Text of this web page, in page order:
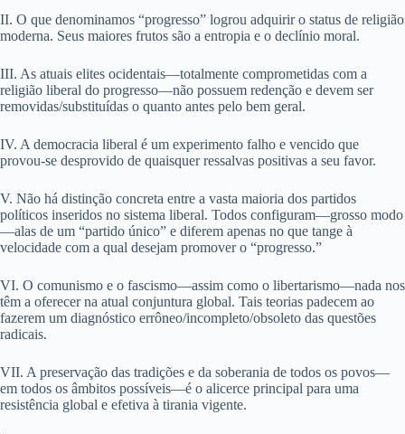
II. O que denominamos “progresso” logrou adquirir o status de religião
moderna. Seus maiores frutos são a entropia e o declínio moral.
III. As atuais elites ocidentais—totalmente comprometidas com a
religião liberal do progresso—não possuem redenção e devem ser
removidas/substituídas o quanto antes pelo bem geral.
IV. A democracia liberal é um experimento falho e vencido que
provou-se desprovido de quaisquer ressalvas positivas a seu favor.
V. Não há distinção concreta entre a vasta maioria dos partidos
políticos inseridos no sistema liberal. Todos configuram—grosso modo
—alas de um “partido único” e diferem apenas no que tange à
velocidade com a qual desejam promover o “progresso.”
VI. O comunismo e o fascismo—assim como o libertarismo—nada nos
têm a oferecer na atual conjuntura global. Tais teorias padecem ao
fazerem um diagnóstico errôneo/incompleto/obsoleto das questões
radicais.
VII. A preservação das tradições e da soberania de todos os povos—
em todos os âmbitos possíveis—é o alicerce principal para uma
resistência global e efetiva à tirania vigente.